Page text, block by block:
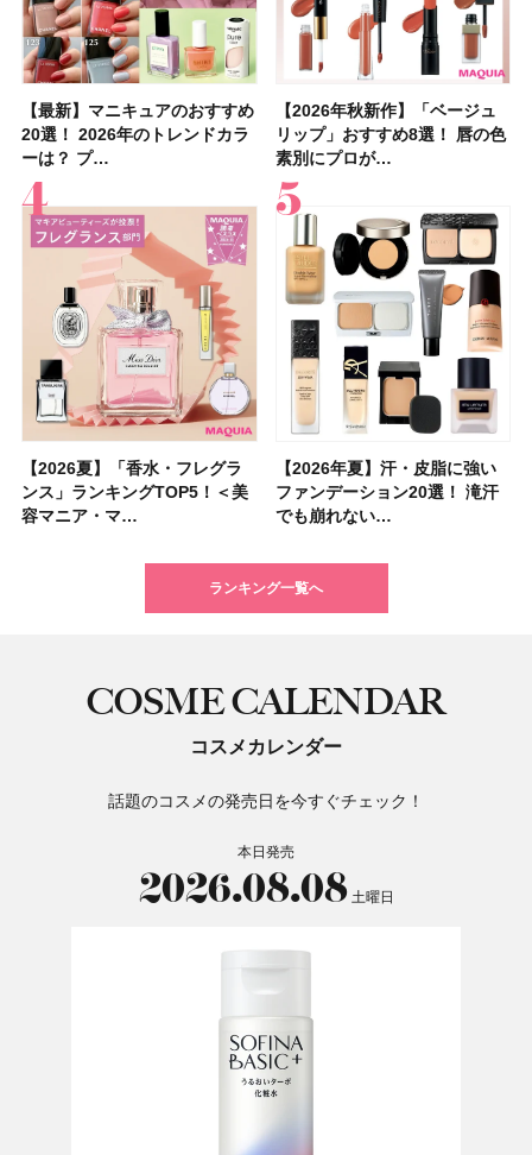
【最新】マニキュアのおすすめ
20選！ 2026年のトレンドカラ
ーは？ プ…
【2026年秋新作】「ベージュ
リップ」おすすめ8選！ 唇の色
素別にプロが…
【2026夏】「香水・フレグラ
ンス」ランキングTOP5！＜美
容マニア・マ…
【2026年夏】汗・皮脂に強い
ファンデーション20選！ 滝汗
でも崩れない…
【2026年夏】汗に強い日焼け
止めのおすすめ13選！ 汗で塗
膜が強化され…
【石井美保さん】おすすめの
「ブライトニング」11選！ ス
キンケアからサプ…
【クリスマスコフレ2026】ク
リニークのホリデーコフレを一
挙紹介！ 人気…
【コスメデコルテ】ブランド最
高峰ラインから新作エイジング
ケアクリーム「A…
【最新】マニキュアのおすすめ
20選！ 2026年のトレンドカラ
ーは？ プ…
【2026年秋新作】「ベージュ
リップ」おすすめ8選！ 唇の色
素別にプロが…
【2026年夏】汗・皮脂に強い
ファンデーション20選！ 滝汗
でも崩れない…
【崩れないフェイスパウダーの
塗り方】ブラシ？パフ？ 肌質
別メイクHOW …
【デパコスのネイルオイル10
選】プレゼントにおすすめ！ケ
ア効果、ビジュ、…
【2026年】ボディ用日焼け止
めUVのおすすめ20選！ この夏
注目の人気…
【2026夏】「リップケア」ラ
ンキングTOP5！＜美容マニア
集団・マキア…
【クリスマスコフレ2026】
BAUM（バウム）が誘う静寂の
香りの世界へ。…
【石井美保さんのおすすめお菓
子＆お茶10選】手土産にもぴっ
たり
【板野友美さんの美活】「最
近、下の歯の矯正を再開したん
です」オーラルケア…
【2026夏】「インナーケア・
サプリ」ランキングTOP5！＜
美容マニア集…
【おすすめダイエットサプリ８
選】食べすぎた日をサポート！
選び方＆糖質・脂…
【2026年夏】おすすめの髪型
36選！ショート・ボブ・ミディ
アム・ロング…
【2026年夏】小顔に見えるボ
ブの髪型37選！ レイヤー・切
りっぱなしな…
【最新】髪のうねり・広がり・
くせ毛におすすめのシャンプー
17選
【2026年】最新トレンド「ボ
ブ」13種類を徹底解説！ 定番
＆人気の髪型…
【読者プレゼント】羽の見えな
いハンディファン
「baramood」を3名様…
【2026年8月の一粒万倍日】お
すすめの開運コスメ＆美容アイ
テム10選！
【フォロー＆いいねで当たる】
中国割烹旅館 掬水亭の宿泊券
を1組2名様にプ…
【無印良品】スキンケア×衣料
素材の最強タッグで実現！ 着
るだけで保湿でき…
【セザンヌ】8/7新色追加！
「ウォータリーティントリップ
」10モモピュ…
【限定】&be「リップカラーデ
ュオ 01 ピンクベージュ」レビ
ュー｜落ち…
【全色レビュー】ケイト メロ
ウブラウンアイズ限定色追加！
イエベ・ブルベ別…
【スック2026新作】秋コレク
ションを全品スウォッチ&イエ
ベブルベ分け！
ランキング一覧へ
COSME CALENDAR
コスメカレンダー
話題のコスメの発売日を今すぐチェック！
本日発売
2026.08.08土曜日